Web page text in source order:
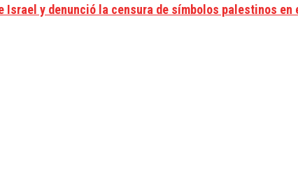
y denunció la censura de símbolos palestinos